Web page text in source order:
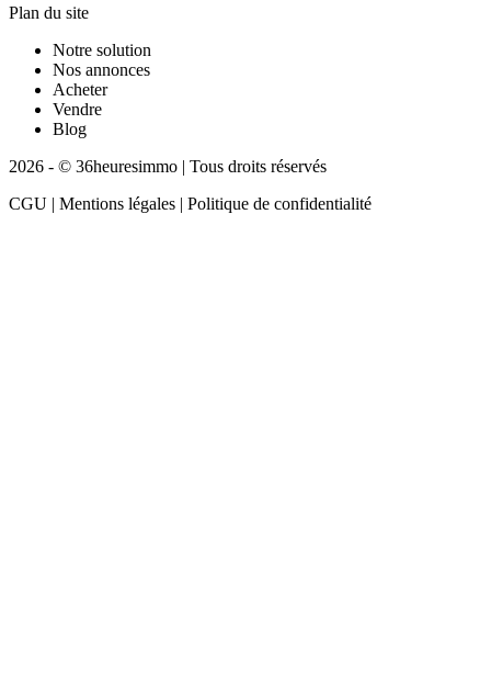
Plan du site
Notre solution
Nos annonces
Acheter
Vendre
Blog
2026 - © 36heuresimmo | Tous droits réservés
CGU | Mentions légales | Politique de confidentialité